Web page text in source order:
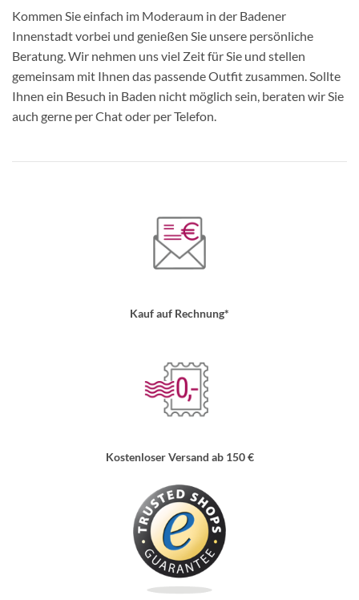
Kommen Sie einfach im Moderaum in der Badener
Innenstadt vorbei und genießen Sie unsere persönliche
Beratung. Wir nehmen uns viel Zeit für Sie und stellen
gemeinsam mit Ihnen das passende Outfit zusammen. Sollte
Ihnen ein Besuch in Baden nicht möglich sein, beraten wir Sie
auch gerne per Chat oder per Telefon.
Kauf auf Rechnung*
Kostenloser Versand ab 150 €